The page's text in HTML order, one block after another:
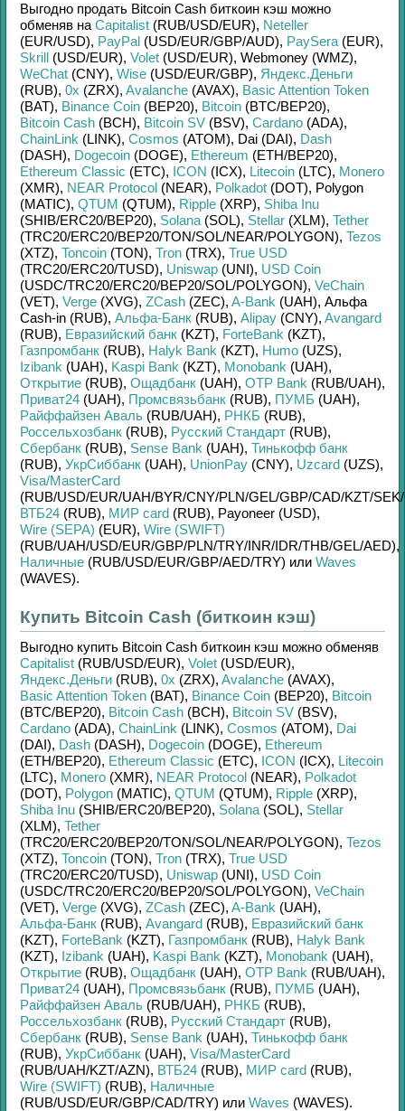
Выгодно продать Bitcoin Cash биткоин кэш можно
обменяв на Capitalist (RUB/USD/EUR), Neteller
(EUR/USD), PayPal (USD/EUR/GBP/AUD), PaySera (EUR),
Skrill (USD/EUR), Volet (USD/EUR), Webmoney (WMZ),
WeChat (CNY), Wise (USD/EUR/GBP), Яндекс.Деньги
(RUB), 0x (ZRX), Avalanche (AVAX), Basic Attention Token
(BAT), Binance Coin (BEP20), Bitcoin (BTC/BEP20),
Bitcoin Cash (BCH), Bitcoin SV (BSV), Cardano (ADA),
ChainLink (LINK), Cosmos (ATOM), Dai (DAI), Dash
(DASH), Dogecoin (DOGE), Ethereum (ETH/BEP20),
Ethereum Classic (ETC), ICON (ICX), Litecoin (LTC), Monero
(XMR), NEAR Protocol (NEAR), Polkadot (DOT), Polygon
(MATIC), QTUM (QTUM), Ripple (XRP), Shiba Inu
(SHIB/ERC20/BEP20), Solana (SOL), Stellar (XLM), Tether
(TRC20/ERC20/BEP20/TON/SOL/NEAR/POLYGON), Tezos
(XTZ), Toncoin (TON), Tron (TRX), True USD
(TRC20/ERC20/TUSD), Uniswap (UNI), USD Coin
(USDC/TRC20/ERC20/BEP20/SOL/POLYGON), VeChain
(VET), Verge (XVG), ZCash (ZEC), A-Bank (UAH), Альфа
Cash-in (RUB), Альфа-Банк (RUB), Alipay (CNY), Avangard
(RUB), Евразийский банк (KZT), ForteBank (KZT),
Газпромбанк (RUB), Halyk Bank (KZT), Humo (UZS),
Izibank (UAH), Kaspi Bank (KZT), Monobank (UAH),
Открытие (RUB), Ощадбанк (UAH), OTP Bank (RUB/UAH),
Приват24 (UAH), Промсвязьбанк (RUB), ПУМБ (UAH),
Райффайзен Аваль (RUB/UAH), РНКБ (RUB),
Россельхозбанк (RUB), Русский Стандарт (RUB),
Сбербанк (RUB), Sense Bank (UAH), Тинькофф банк
(RUB), УкрСиббанк (UAH), UnionPay (CNY), Uzcard (UZS),
Visa/MasterCard
(RUB/USD/EUR/UAH/BYR/CNY/PLN/GEL/GBP/CAD/KZT/SEK/
ВТБ24 (RUB), МИР card (RUB), Payoneer (USD),
Wire (SEPA) (EUR), Wire (SWIFT)
(RUB/UAH/USD/EUR/GBP/PLN/TRY/INR/IDR/THB/GEL/AED),
Наличные (RUB/USD/EUR/GBP/AED/TRY) или Waves
(WAVES).
Купить Bitcoin Cash (биткоин кэш)
Выгодно купить Bitcoin Cash биткоин кэш можно обменяв
Capitalist (RUB/USD/EUR), Volet (USD/EUR),
Яндекс.Деньги (RUB), 0x (ZRX), Avalanche (AVAX),
Basic Attention Token (BAT), Binance Coin (BEP20), Bitcoin
(BTC/BEP20), Bitcoin Cash (BCH), Bitcoin SV (BSV),
Cardano (ADA), ChainLink (LINK), Cosmos (ATOM), Dai
(DAI), Dash (DASH), Dogecoin (DOGE), Ethereum
(ETH/BEP20), Ethereum Classic (ETC), ICON (ICX), Litecoin
(LTC), Monero (XMR), NEAR Protocol (NEAR), Polkadot
(DOT), Polygon (MATIC), QTUM (QTUM), Ripple (XRP),
Shiba Inu (SHIB/ERC20/BEP20), Solana (SOL), Stellar
(XLM), Tether
(TRC20/ERC20/BEP20/TON/SOL/NEAR/POLYGON), Tezos
(XTZ), Toncoin (TON), Tron (TRX), True USD
(TRC20/ERC20/TUSD), Uniswap (UNI), USD Coin
(USDC/TRC20/ERC20/BEP20/SOL/POLYGON), VeChain
(VET), Verge (XVG), ZCash (ZEC), A-Bank (UAH),
Альфа-Банк (RUB), Avangard (RUB), Евразийский банк
(KZT), ForteBank (KZT), Газпромбанк (RUB), Halyk Bank
(KZT), Izibank (UAH), Kaspi Bank (KZT), Monobank (UAH),
Открытие (RUB), Ощадбанк (UAH), OTP Bank (RUB/UAH),
Приват24 (UAH), Промсвязьбанк (RUB), ПУМБ (UAH),
Райффайзен Аваль (RUB/UAH), РНКБ (RUB),
Россельхозбанк (RUB), Русский Стандарт (RUB),
Сбербанк (RUB), Sense Bank (UAH), Тинькофф банк
(RUB), УкрСиббанк (UAH), Visa/MasterCard
(RUB/UAH/KZT/AZN), ВТБ24 (RUB), МИР card (RUB),
Wire (SWIFT) (RUB), Наличные
(RUB/USD/EUR/GBP/CAD/TRY) или Waves (WAVES).